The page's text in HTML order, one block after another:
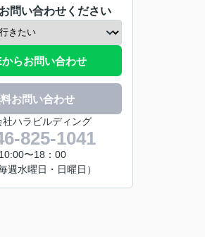
問い合わせください
からお問い合わせ
お問い合わせ
社ハラビルディング
825-1041
10:00〜18：00
週水曜日・日曜日）